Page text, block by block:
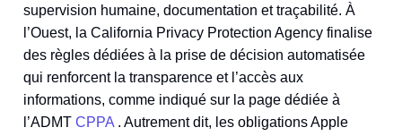
supervision humaine, documentation et traçabilité. À
l’Ouest, la California Privacy Protection Agency finalise
des règles dédiées à la prise de décision automatisée
qui renforcent la transparence et l’accès aux
informations, comme indiqué sur la page dédiée à
l’ADMT CPPA . Autrement dit, les obligations Apple